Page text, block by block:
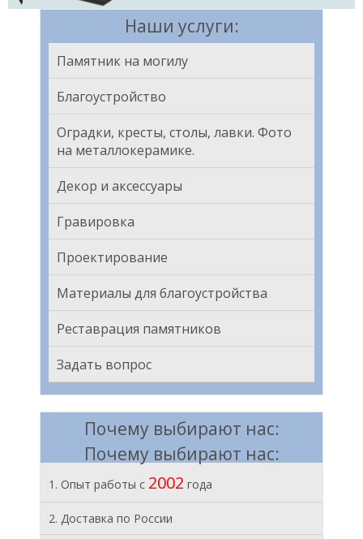
Наши услуги:
Памятник на могилу
Благоустройство
Оградки, кресты, столы, лавки. Фото
на металлокерамике.
Декор и аксессуары
Гравировка
Проектирование
Материалы для благоустройства
Реставрация памятников
Задать вопрос
Почему выбирают нас:
Почему выбирают нас:
1. Опыт работы с 2002 года
2. Доставка по России